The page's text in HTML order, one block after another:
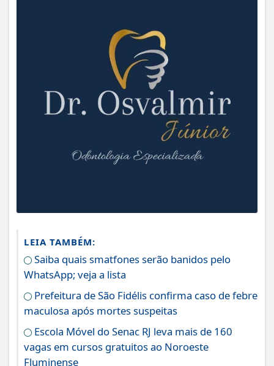
LEIA TAMBÉM:
Saiba quais smatfones serão banidos pelo
WhatsApp; veja a lista
Prefeitura de São Fidélis confirma caso de febre
maculosa após mortes suspeitas
Escola Móvel do Senac RJ leva mais de 160
vagas em cursos gratuitos ao Noroeste
Fluminense